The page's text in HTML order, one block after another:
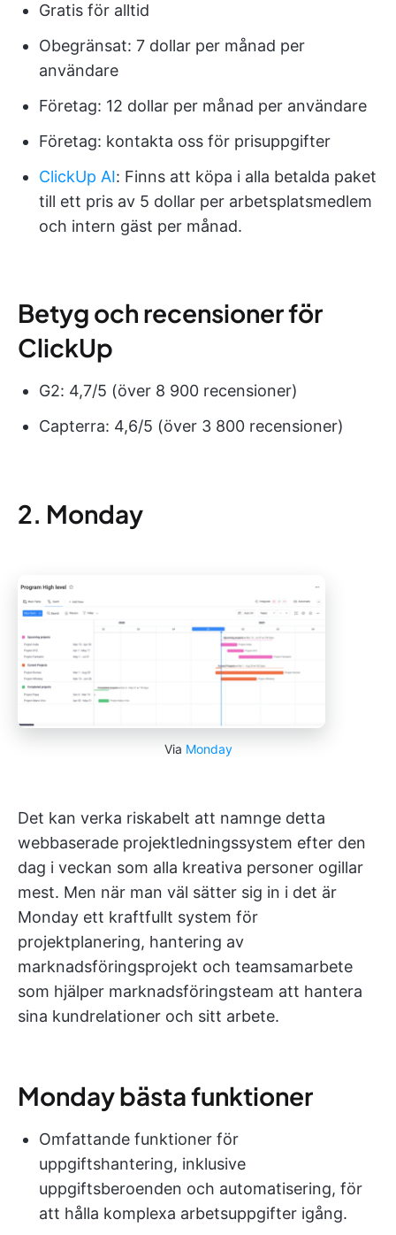
Gratis för alltid
Obegränsat: 7 dollar per månad per
användare
Företag: 12 dollar per månad per användare
Företag: kontakta oss för prisuppgifter
ClickUp AI: Finns att köpa i alla betalda paket
till ett pris av 5 dollar per arbetsplatsmedlem
och intern gäst per månad.
Betyg och recensioner för
ClickUp
G2: 4,7/5 (över 8 900 recensioner)
Capterra: 4,6/5 (över 3 800 recensioner)
2. Monday
Via Monday
Det kan verka riskabelt att namnge detta
webbaserade projektledningssystem efter den
dag i veckan som alla kreativa personer ogillar
mest. Men när man väl sätter sig in i det är
Monday ett kraftfullt system för
projektplanering, hantering av
marknadsföringsprojekt och teamsamarbete
som hjälper marknadsföringsteam att hantera
sina kundrelationer och sitt arbete.
Monday bästa funktioner
Omfattande funktioner för
uppgiftshantering, inklusive
uppgiftsberoenden och automatisering, för
att hålla komplexa arbetsuppgifter igång.